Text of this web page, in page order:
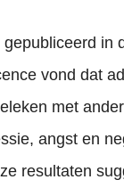
in
vond dat
met
angst en
resultaten